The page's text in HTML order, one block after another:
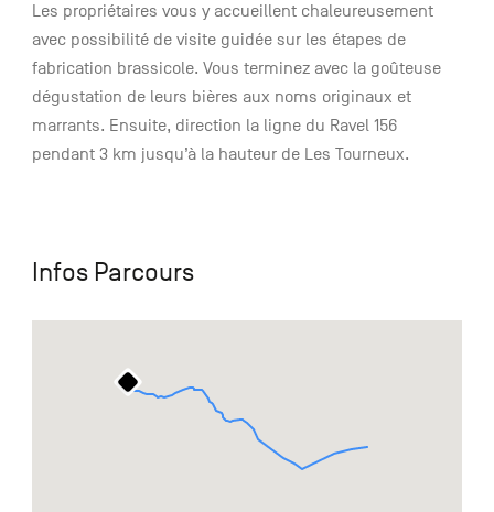
Les propriétaires vous y accueillent chaleureusement
avec possibilité de visite guidée sur les étapes de
fabrication brassicole. Vous terminez avec la goûteuse
dégustation de leurs bières aux noms originaux et
marrants. Ensuite, direction la ligne du Ravel 156
pendant 3 km jusqu’à la hauteur de Les Tourneux.
Infos Parcours